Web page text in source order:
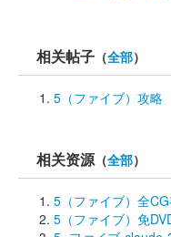
相关帖子 （全部）
5（ファイブ）攻略
相关资源 （全部）
5（ファイブ）全
5（ファイブ）免